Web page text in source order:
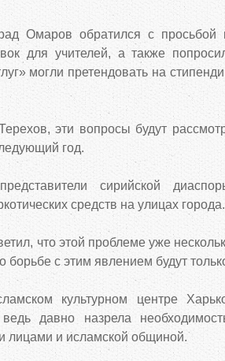
Омаров обратился с просьбой
для учителей, а также
могли претендовать на
эти вопросы будут
год.
сирийской
средств на улицах города.
что этой проблеме уже
борьбе с этим явлением будут
культурном центре
давно назрела
лицами и исламской общиной.